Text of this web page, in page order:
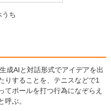
うち
成AIと対話形式でアイデアを出
りすることを、テニスなどで1
てボールを打つ行為になぞらえ
呼ぶ。